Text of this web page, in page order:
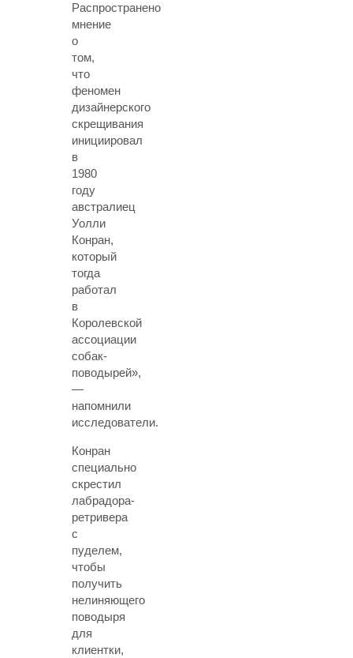
Распространено
мнение
о
том,
что
феномен
дизайнерского
скрещивания
инициировал
в
1980
году
австралиец
Уолли
Конран,
который
тогда
работал
в
Королевской
ассоциации
собак-
поводырей»,
—
напомнили
исследователи.
Конран
специально
скрестил
лабрадора-
ретривера
с
пуделем,
чтобы
получить
нелиняющего
поводыря
для
клиентки,